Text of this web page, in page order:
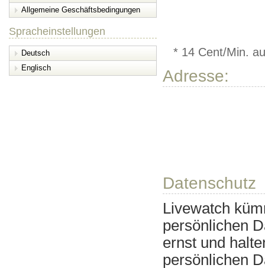
* 14 Cent/Min.
Adresse:
Datenschutz
Livewatch
persönlichen
ernst und
persönlichen
Allgemeine Geschäftsbedingungen
Spracheinstellungen
Deutsch
Englisch